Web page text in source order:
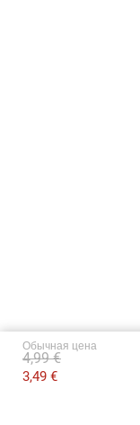
Обычная цена
3,49 €
4,99 €